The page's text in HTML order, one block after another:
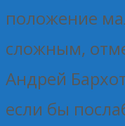
положение
сложным,
Андрей
если бы